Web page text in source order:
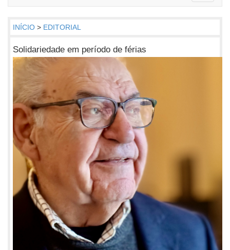
INÍCIO > EDITORIAL
Solidariedade em período de férias